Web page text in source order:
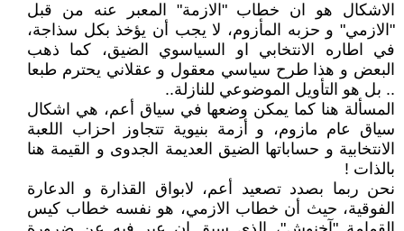
الاشكال هو ان خطاب "الازمة" المعبر عنه من قبل
"الازمي" و حزبه المأزوم، لا يجب أن يؤخذ بكل سذاجة،
في اطاره الانتخابي او السياسوي الضيق، كما ذهب
البعض و هذا طرح سياسي معقول و عقلاني يحترم طبعا
.. بل هو التأويل الموضوعي للنازلة..
المسألة هنا كما يمكن وضعها في سياق أعم، هي اشكال
سياق عام مازوم، و أزمة بنيوية تتجاوز احزاب اللعبة
الانتخابية و حساباتها الضيق العديمة الجدوى و القيمة هنا
بالذات !
نحن ربما بصدد تصعيد أعم، لابواق القذارة و الدعارة
الفوقية، حيث أن خطاب الازمي، هو نفسه خطاب كيس